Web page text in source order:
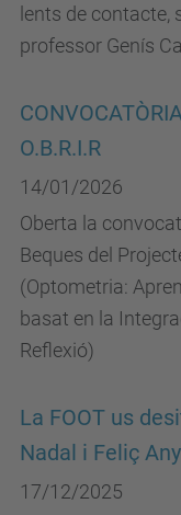
lents de contacte,
professor Genís
O.B.R.I.R
14/01/2026
Oberta la
Beques del
(Optometria:
basat en la
Reflexió)
La FOOT us
Nadal i Feliç
17/12/2025